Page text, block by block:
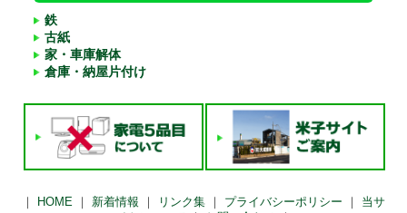
鉄
古紙
家・車庫解体
倉庫・納屋片付け
｜ HOME ｜ 新着情報 ｜ リンク集 ｜ プライバシーポリシー ｜ 当サ